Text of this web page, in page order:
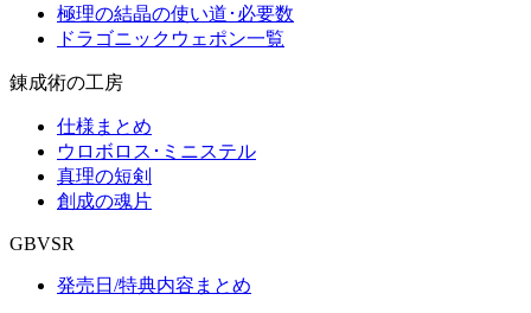
極理の結晶の使い道･必要数
ドラゴニックウェポン一覧
錬成術の工房
仕様まとめ
ウロボロス･ミニステル
真理の短剣
創成の魂片
GBVSR
発売日/特典内容まとめ